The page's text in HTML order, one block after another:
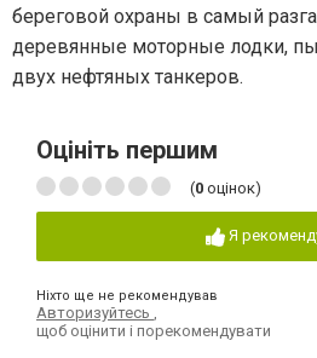
береговой охраны в самый
деревянные моторные лодки,
двух нефтяных танкеров.
Оцініть першим
(0 оцінок)
Я
Ніхто ще не рекомендував
Авторизуйтесь
щоб оцінити і порекомендувати